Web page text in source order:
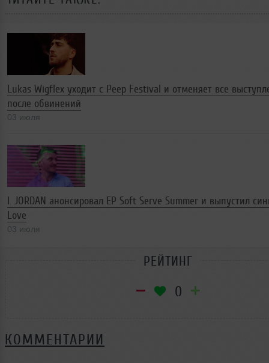
Lukas Wigflex уходит с Peep Festival и отменяет все
после обвинений
03 июля
I. JORDAN анонсировал EP Soft Serve Summer и выпустил
Love
03 июля
РЕЙТИНГ
0
КОММЕНТАРИИ